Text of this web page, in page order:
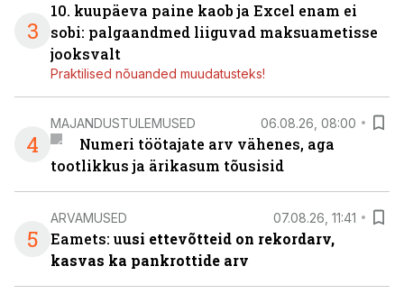
3
10. kuupäeva paine kaob ja Excel enam ei
sobi: palgaandmed liiguvad maksuametisse
jooksvalt
Praktilised nõuanded muudatusteks!
4
MAJANDUSTULEMUSED 06.08.26, 08:00
Numeri töötajate arv vähenes, aga
tootlikkus ja ärikasum tõusisid
5
ARVAMUSED 07.08.26, 11:41
Eamets: uusi ettevõtteid on rekordarv,
kasvas ka pankrottide arv